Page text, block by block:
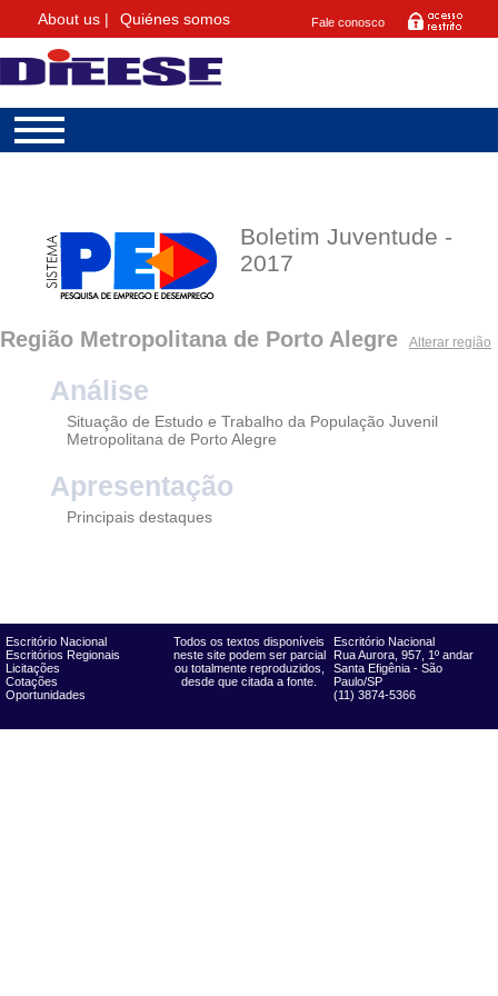
About us | Quiénes somos Fale conosco
Boletim Juventude -
2017
Região Metropolitana de Porto Alegre Alterar região
Análise
Situação de Estudo e Trabalho da População Juvenil
Metropolitana de Porto Alegre
Apresentação
Principais destaques
Escritório Nacional
Escritórios Regionais
Licitações
Cotações
Oportunidades
Todos os textos disponíveis
neste site podem ser parcial
ou totalmente reproduzidos,
desde que citada a fonte.
Escritório Nacional
Rua Aurora, 957, 1º andar
Santa Efigênia - São
Paulo/SP
(11) 3874-5366